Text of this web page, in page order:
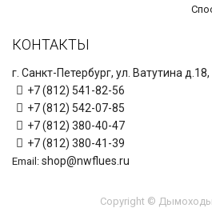
КОНТАКТЫ
г. Санкт-Петербург, ул. Ватутина д.18,
+7 (812) 541-82-56
+7 (812) 542-07-85
+7 (812) 380-40-47
+7 (812) 380-41-39
Email: shop@nwflues.ru
Copyright © Дымоходы